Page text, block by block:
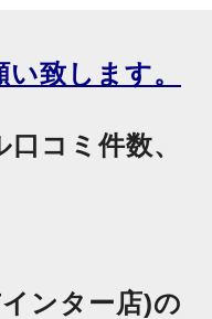
致します。
コミ件数、
ンター店)の